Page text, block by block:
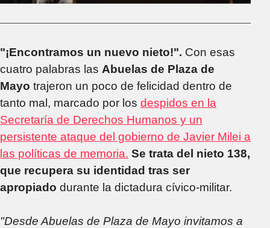
"¡Encontramos un nuevo nieto!". Con esas
cuatro palabras las Abuelas de Plaza de
Mayo trajeron un poco de felicidad dentro de
tanto mal, marcado por los despidos en la
Secretaría de Derechos Humanos y un
persistente ataque del gobierno de Javier Milei a
las políticas de memoria. Se trata del nieto 138,
que recupera su identidad tras ser
apropiado durante la dictadura cívico-militar.
"Desde Abuelas de Plaza de Mayo invitamos a